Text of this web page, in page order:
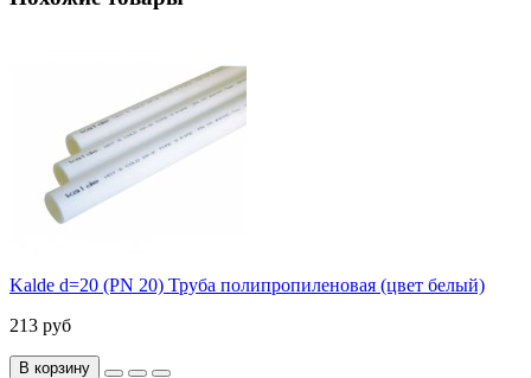
Kalde d=20 (PN 20) Труба полипропиленовая (цвет белый)
213 руб
В корзину